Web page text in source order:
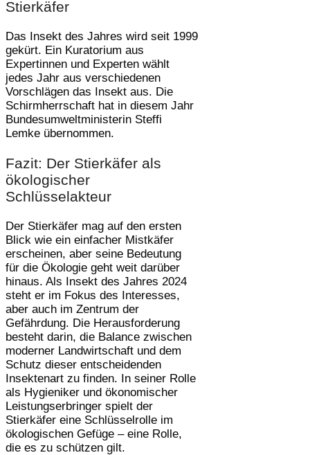
Stierkäfer
Das Insekt des Jahres wird seit 1999
gekürt. Ein Kuratorium aus
Expertinnen und Experten wählt
jedes Jahr aus verschiedenen
Vorschlägen das Insekt aus. Die
Schirmherrschaft hat in diesem Jahr
Bundesumweltministerin Steffi
Lemke übernommen.
Fazit: Der Stierkäfer als
ökologischer
Schlüsselakteur
Der Stierkäfer mag auf den ersten
Blick wie ein einfacher Mistkäfer
erscheinen, aber seine Bedeutung
für die Ökologie geht weit darüber
hinaus. Als Insekt des Jahres 2024
steht er im Fokus des Interesses,
aber auch im Zentrum der
Gefährdung. Die Herausforderung
besteht darin, die Balance zwischen
moderner Landwirtschaft und dem
Schutz dieser entscheidenden
Insektenart zu finden. In seiner Rolle
als Hygieniker und ökonomischer
Leistungserbringer spielt der
Stierkäfer eine Schlüsselrolle im
ökologischen Gefüge – eine Rolle,
die es zu schützen gilt.